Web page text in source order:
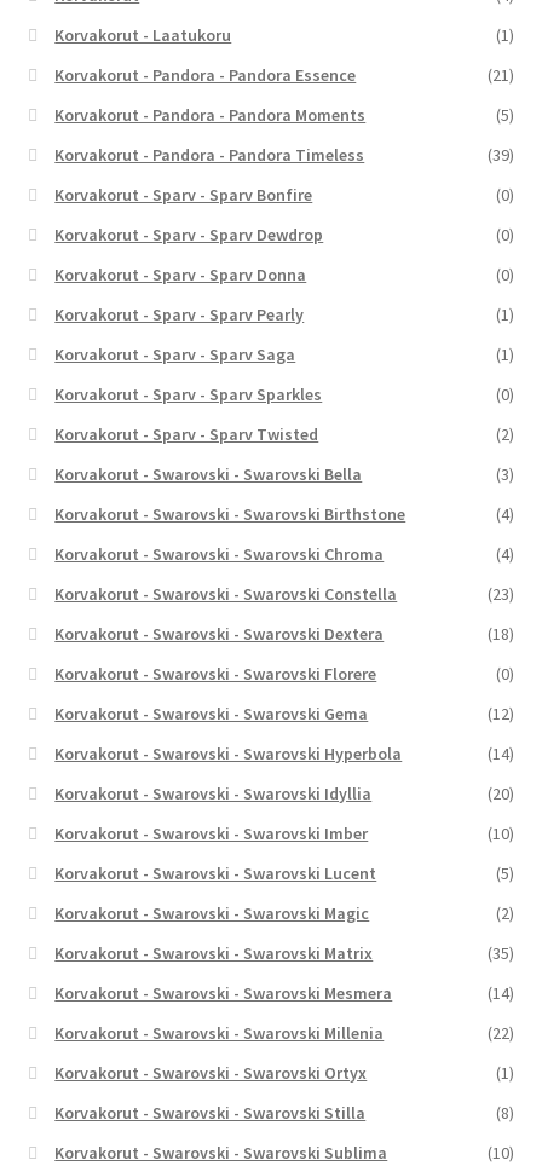
Korvakorut - Laatukoru
(1)
Korvakorut - Pandora - Pandora Essence
(21)
Korvakorut - Pandora - Pandora Moments
(5)
Korvakorut - Pandora - Pandora Timeless
(39)
Korvakorut - Sparv - Sparv Bonfire
(0)
Korvakorut - Sparv - Sparv Dewdrop
(0)
Korvakorut - Sparv - Sparv Donna
(0)
Korvakorut - Sparv - Sparv Pearly
(1)
Korvakorut - Sparv - Sparv Saga
(1)
Korvakorut - Sparv - Sparv Sparkles
(0)
Korvakorut - Sparv - Sparv Twisted
(2)
Korvakorut - Swarovski - Swarovski Bella
(3)
Korvakorut - Swarovski - Swarovski Birthstone
(4)
Korvakorut - Swarovski - Swarovski Chroma
(4)
Korvakorut - Swarovski - Swarovski Constella
(23)
Korvakorut - Swarovski - Swarovski Dextera
(18)
Korvakorut - Swarovski - Swarovski Florere
(0)
Korvakorut - Swarovski - Swarovski Gema
(12)
Korvakorut - Swarovski - Swarovski Hyperbola
(14)
Korvakorut - Swarovski - Swarovski Idyllia
(20)
Korvakorut - Swarovski - Swarovski Imber
(10)
Korvakorut - Swarovski - Swarovski Lucent
(5)
Korvakorut - Swarovski - Swarovski Magic
(2)
Korvakorut - Swarovski - Swarovski Matrix
(35)
Korvakorut - Swarovski - Swarovski Mesmera
(14)
Korvakorut - Swarovski - Swarovski Millenia
(22)
Korvakorut - Swarovski - Swarovski Ortyx
(1)
Korvakorut - Swarovski - Swarovski Stilla
(8)
Korvakorut - Swarovski - Swarovski Sublima
(10)